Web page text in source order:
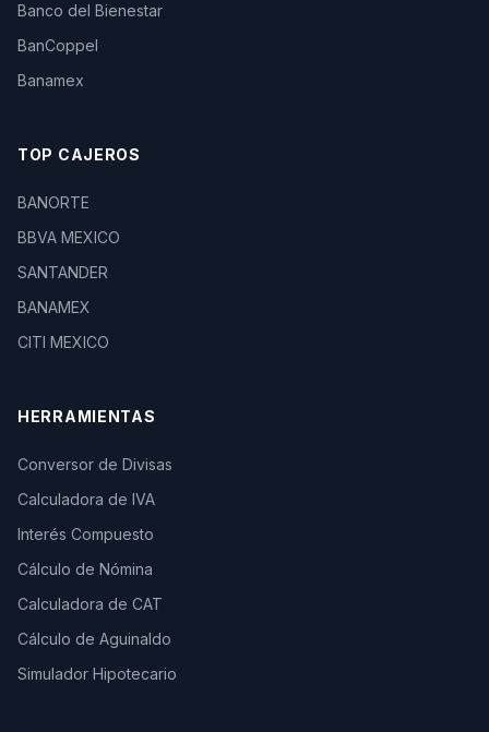
Banco del Bienestar
BanCoppel
Banamex
TOP CAJEROS
BANORTE
BBVA MEXICO
SANTANDER
BANAMEX
CITI MEXICO
HERRAMIENTAS
Conversor de Divisas
Calculadora de IVA
Interés Compuesto
Cálculo de Nómina
Calculadora de CAT
Cálculo de Aguinaldo
Simulador Hipotecario